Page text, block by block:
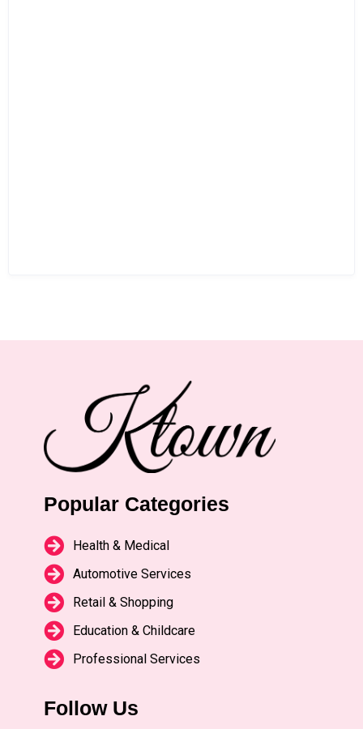
Popular Categories
Health & Medical
Automotive Services
Retail & Shopping
Education & Childcare
Professional Services
Follow Us